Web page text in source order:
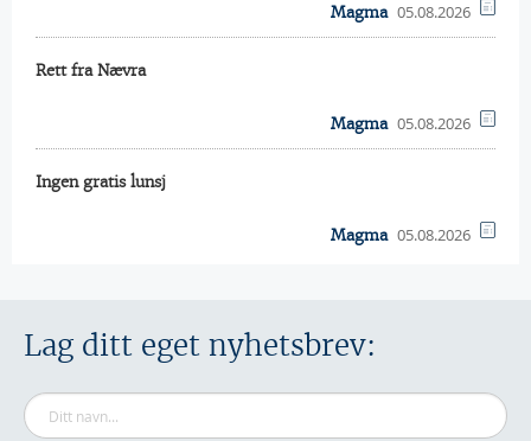
Magma 05.08.2026
Rett fra Nævra
Magma 05.08.2026
Ingen gratis lunsj
Magma 05.08.2026
Lag ditt eget nyhetsbrev: